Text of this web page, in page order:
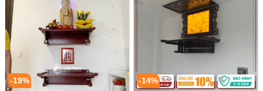
-19% -14%